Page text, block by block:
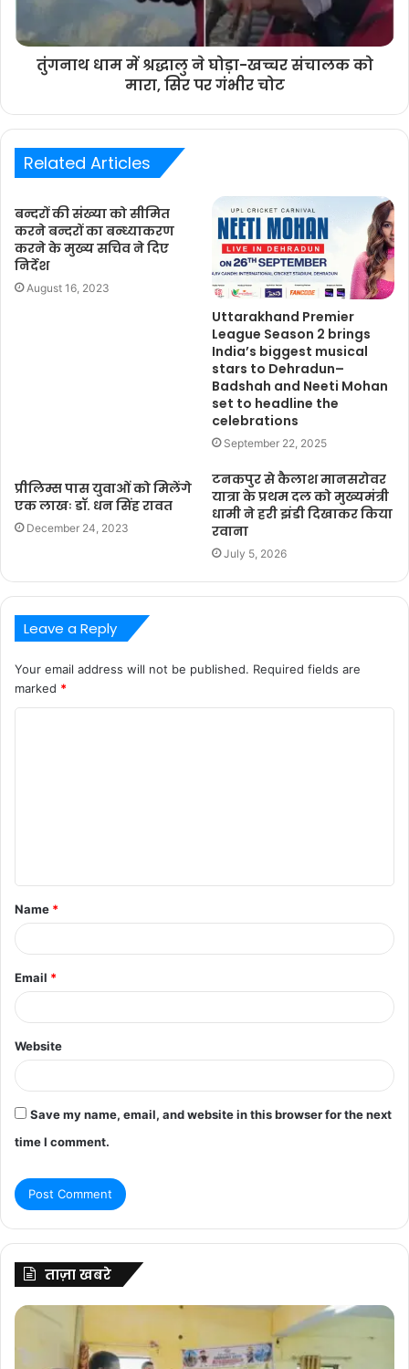
तुंगनाथ धाम में श्रद्धालु ने घोड़ा-खच्चर संचालक को
मारा, सिर पर गंभीर चोट
Related Articles
बन्दरों की संख्या को सीमित
करने बन्दरों का बन्ध्याकरण
करने के मुख्य सचिव ने दिए
निर्देश
August 16, 2023
Uttarakhand Premier
League Season 2 brings
India’s biggest musical
stars to Dehradun–
Badshah and Neeti Mohan
set to headline the
celebrations
September 22, 2025
प्रीलिम्स पास युवाओं को मिलेंगे
एक लाखः डॉ. धन सिंह रावत
December 24, 2023
टनकपुर से कैलाश मानसरोवर
यात्रा के प्रथम दल को मुख्यमंत्री
धामी ने हरी झंडी दिखाकर किया
रवाना
July 5, 2026
Leave a Reply
Your email address will not be published. Required fields are
marked *
t
*
Name *
Email *
Website
Save my name, email, and website in this browser for the next
time I comment.
ताज़ा खबरे